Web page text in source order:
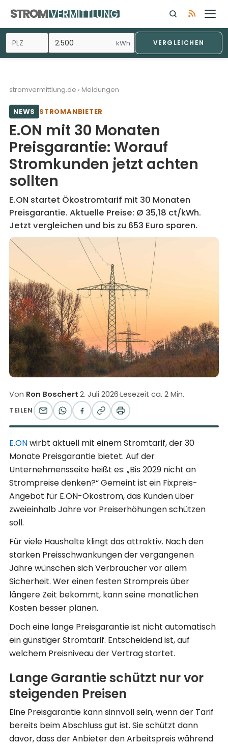
Inhalt
springen
kWh VERGLEICHEN
stromvermittlung.de › Meldungen
NEWS STROMANBIETER
E.ON mit 30 Monaten
Preisgarantie: Worauf
Stromkunden jetzt achten
sollten
E.ON startet Ökostromtarif mit 30 Monaten
Preisgarantie. Aktuelle Preise: Ø 35,18 ct/kWh.
Jetzt vergleichen und bis zu 653 Euro sparen.
Von Ron Boschert·2. Juli 2026·Lesezeit ca. 2 Min.
TEILEN
E.ONwirbt aktuell mit einem Stromtarif, der 30
Monate Preisgarantie bietet. Auf der
Unternehmensseite heißt es: „Bis 2029 nicht an
Strompreise denken?“ Gemeint ist ein Fixpreis-
Angebot für E.ON-Ökostrom, das Kunden über
zweieinhalb Jahre vor Preiserhöhungen schützen
soll.
Für viele Haushalte klingt das attraktiv. Nach den
starken Preisschwankungen der vergangenen
Jahre wünschen sich Verbraucher vor allem
Sicherheit. Wer einen festen Strompreis über
längere Zeit bekommt, kann seine monatlichen
Kosten besser planen.
Doch eine lange Preisgarantie ist nicht automatisch
ein günstiger Stromtarif. Entscheidend ist, auf
welchem Preisniveau der Vertrag startet.
Lange Garantie schützt nur vor
steigenden Preisen
Eine Preisgarantie kann sinnvoll sein, wenn der Tarif
bereits beim Abschluss gut ist. Sie schützt dann
davor, dass der Anbieter den Arbeitspreis während